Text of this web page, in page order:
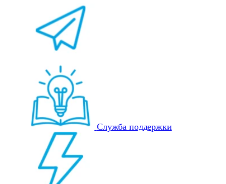
Служба поддержки